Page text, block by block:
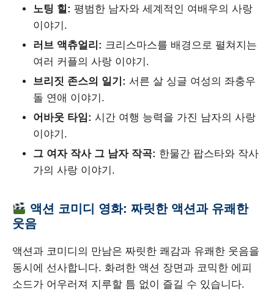
노팅 힐: 평범한 남자와 세계적인 여배우의 사랑
이야기.
러브 액츄얼리: 크리스마스를 배경으로 펼쳐지는
여러 커플의 사랑 이야기.
브리짓 존스의 일기: 서른 살 싱글 여성의 좌충우
돌 연애 이야기.
어바웃 타임: 시간 여행 능력을 가진 남자의 사랑
이야기.
그 여자 작사 그 남자 작곡: 한물간 팝스타와 작사
가의 사랑 이야기.
액션 코미디 영화: 짜릿한 액션과 유쾌한
웃음
액션과 코미디의 만남은 짜릿한 쾌감과 유쾌한 웃음을
동시에 선사합니다. 화려한 액션 장면과 코믹한 에피
소드가 어우러져 지루할 틈 없이 즐길 수 있습니다.